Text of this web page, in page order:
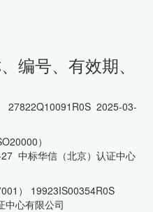
编号、有效期、
27822Q10091R0S 2025-03-
）
中标华信（北京）认证中心
） 19923IS00354R0S
心有限公司